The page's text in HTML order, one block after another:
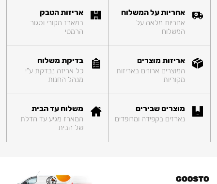
אחריות על המשלוח
אחריות מלאה על
המשלוח
אריזות הטבק
במארז מקורי וסגור
הרמטי
אריזות מוצרים
המוצרים ארוזים באריזות
מקוריות
בדיקת משלוח
כל אריזה נבדקת ע"י
מנהל החנות
מוצרים שבירים
נארזים בקפידה ומרופדים
משלוח עד הבית
המארז מגיע עד הדלת
של הבית